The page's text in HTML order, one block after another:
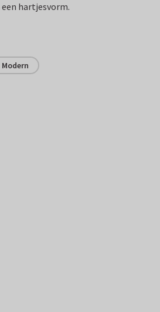
hartjesvorm.
Modern